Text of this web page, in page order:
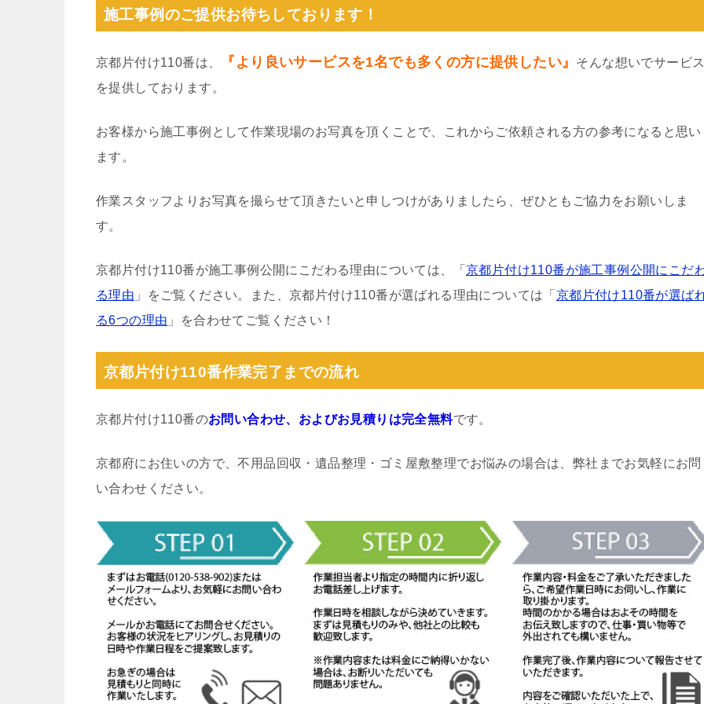
施工事例のご提供お待ちしております！
京都片付け110番は、 『より良いサービスを1名でも多くの方に提供したい』
そんな想いでサービス
を提供しております。
お客様から施工事例として作業現場のお写真を頂くことで、これからご依頼される方の参考になると思い
ます。
作業スタッフよりお写真を撮らせて頂きたいと申しつけがありましたら、ぜひともご協力をお願いしま
す。
京都片付け110番が施工事例公開にこだわる理由については、「 京都片付け110番が施工事例公開にこだ
る理由 」をご覧ください。また、京都片付け110番が選ばれる理由については「 京都片付け110番が選ば
る6つの理由 」を合わせてご覧ください！
京都片付け110番作業完了までの流れ
京都片付け110番のお問い合わせ、およびお見積りは完全無料です。
京都府にお住いの方で、不用品回収・遺品整理・ゴミ屋敷整理でお悩みの場合は、弊社までお気軽にお問
い合わせください。